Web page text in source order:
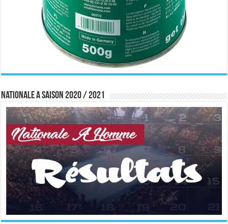
Nationale A saison 2020 / 2021